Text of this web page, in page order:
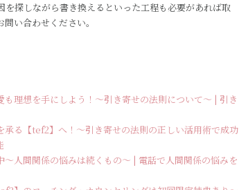
探しながら書き換えるといった工程も必要があれば取
い合わせください。
理想を手にしよう！～引き寄せの法則について～ | 引き
る【tef2】へ！～引き寄せの法則の正しい活用術で成功
人間関係の悩みは続くもの～ | 電話で人間関係の悩みを